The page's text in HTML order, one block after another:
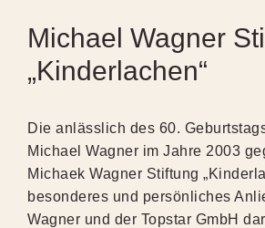
Michael Wagner
„Kinderlachen“
Die anlässlich des 60.
Michael Wagner im Jahre 2003
Michaek Wagner Stiftung
besonderes und persönliches
Wagner und der Topstar GmbH